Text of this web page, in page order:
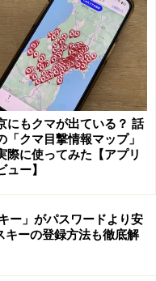
を探す」が役に立ち
Storeで入手してお
利用して位置の確認や
を有効にしておく必要
」を開き、「iPhone
iPhoneを探す」を開
が確認できます。パソ
す。
にもクマが出ている？ 話
「クマ目撃情報マップ」
際に使ってみた【アプリ
ュー】
ー」がパスワードより安
キーの登録方法も徹底解